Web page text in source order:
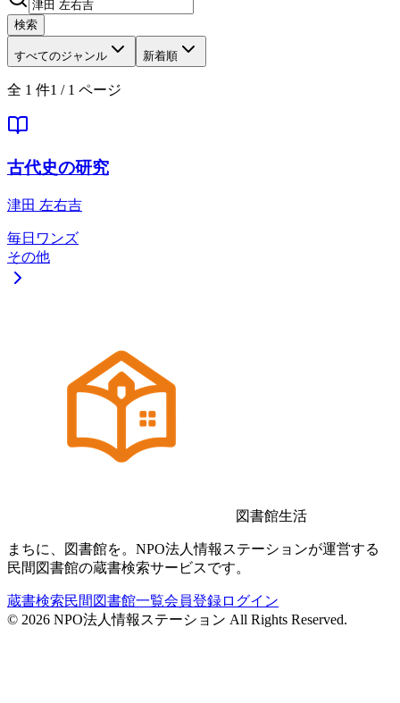
検索
すべてのジャンル 新着順
全 1 件1 / 1 ページ
古代史の研究
津田 左右吉
毎日ワンズ
その他
図書館生活
まちに、図書館を。NPO法人情報ステーションが運営する
民間図書館の蔵書検索サービスです。
蔵書検索民間図書館一覧会員登録ログイン
© 2026 NPO法人情報ステーション All Rights Reserved.